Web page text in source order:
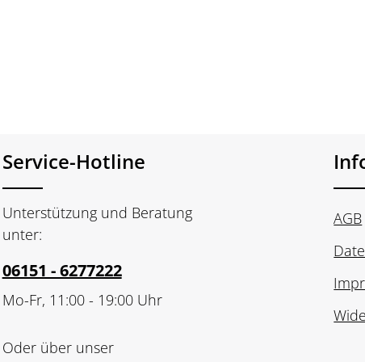
Service-Hotline
Unterstützung und Beratung
unter:
06151 - 6277222
Mo-Fr, 11:00 - 19:00 Uhr
Oder über unser
AGB